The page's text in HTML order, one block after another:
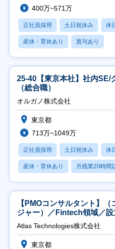
400万~571万
正社員採用 土日祝休み 休
産休・育休あり 賞与あり
25-40【東京本社】社内SE/
（総合職）
オルガノ株式会社
東京都
713万~1049万
正社員採用 土日祝休み 休
産休・育休あり 月残業20時間
【PMOコンサルタント】
ジャー）／Fintech領域／
Atlas Technologies株式会社
東京都